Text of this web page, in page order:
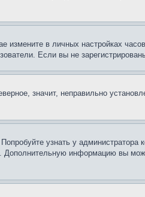
в личных настройках
Если вы не
значит, неправильно
узнать у администратора
Дополнительную информацию вы